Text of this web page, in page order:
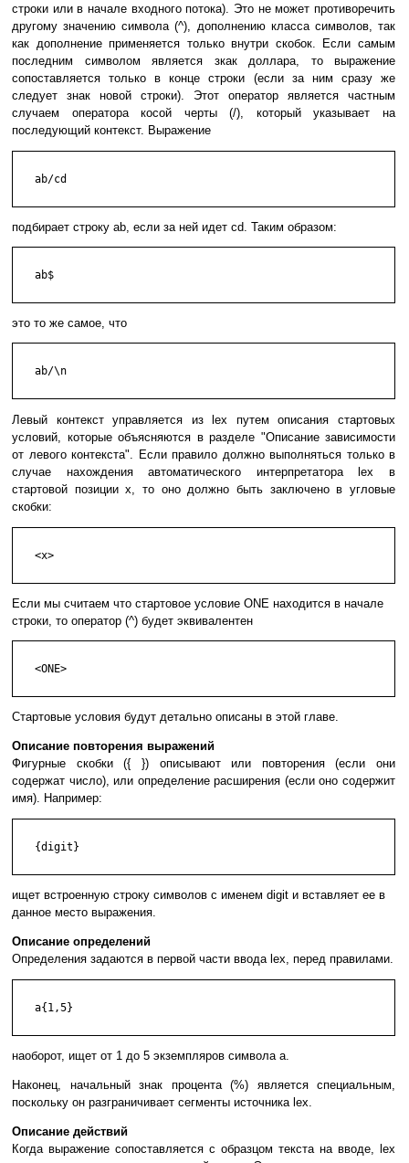
строки или в начале входного потока). Это не может противоречить
другому значению символа (^), дополнению класса символов, так
как дополнение применяется только внутри скобок. Если самым
последним символом является зкак доллара, то выражение
сопоставляется только в конце строки (если за ним сразу же
следует знак новой строки). Этот оператор является частным
случаем оператора косой черты (/), который указывает на
последующий контекст. Выражение
   ab/cd
подбирает строку ab, если за ней идет cd. Таким образом:
   ab$
это то же самое, что
   ab/\n
Левый контекст управляется из lex путем описания стартовых
условий, которые объясняются в разделе "Описание зависимости
от левого контекста". Если правило должно выполняться только в
случае нахождения автоматического интерпретатора lex в
стартовой позиции x, то оно должно быть заключено в угловые
скобки:
   <x>
Если мы считаем что стартовое условие ONE находится в начале
строки, то оператор (^) будет эквивалентен
   <ONE>
Стартовые условия будут детально описаны в этой главе.
Описание повторения выражений
Фигурные скобки ({ }) описывают или повторения (если они
содержат число), или определение расширения (если оно содержит
имя). Например:
   {digit}
ищет встроенную строку символов с именем digit и вставляет ее в
данное место выражения.
Описание определений
Определения задаются в первой части ввода lex, перед правилами.
   a{1,5}
наоборот, ищет от 1 до 5 экземпляров символа a.
Наконец, начальный знак процента (%) является специальным,
поскольку он разграничивает сегменты источника lex.
Описание действий
Когда выражение сопоставляется с образцом текста на вводе, lex